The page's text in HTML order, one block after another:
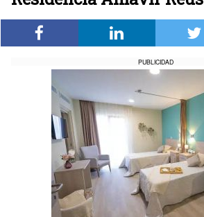
PUBLICIDAD